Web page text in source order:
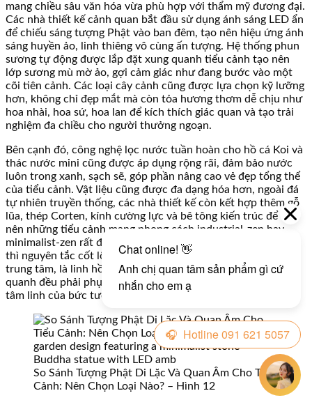
mang chiều sâu văn hóa vừa phù hợp với thẩm mỹ đương đại.
Các nhà thiết kế cảnh quan bắt đầu sử dụng ánh sáng LED ẩn
để chiếu sáng tượng Phật vào ban đêm, tạo nên hiệu ứng ánh
sáng huyền ảo, linh thiêng vô cùng ấn tượng. Hệ thống phun
sương tự động được lắp đặt xung quanh tiểu cảnh tạo nên
lớp sương mù mờ ảo, gợi cảm giác như đang bước vào một
cõi tiên cảnh. Các loại cây cảnh cũng được lựa chọn kỹ lưỡng
hơn, không chỉ đẹp mắt mà còn tỏa hương thơm dễ chịu như
hoa nhài, hoa sứ, hoa lan để kích thích giác quan và tạo trải
nghiệm đa chiều cho người thưởng ngoạn.
Bên cạnh đó, công nghệ lọc nước tuần hoàn cho hồ cá Koi và
thác nước mini cũng được áp dụng rộng rãi, đảm bảo nước
luôn trong xanh, sạch sẽ, góp phần nâng cao vẻ đẹp tổng thể
của tiểu cảnh. Vật liệu cũng được đa dạng hóa hơn, ngoài đá
tự nhiên truyền thống, các nhà thiết kế còn kết hợp thêm gỗ
lũa, thép Corten, kính cường lực và bê tông kiến trúc để tạo
nên những tiểu cảnh mang phong cách industrial-zen hay
minimalist-zen rất độc đáo. Tuy nhiên, dù theo xu hướng nào
thì nguyên tắc cốt lõi vẫn không thay đổi: tượng Phật luôn là
trung tâm, là linh hồn của tiểu cảnh, và mọi yếu tố xung
quanh đều phải phục vụ cho việc tôn vinh vẻ đẹp và ý nghĩa
tâm linh của bức tượng.
So Sánh Tượng Phật Di Lặc Và Quan Âm Cho Tiểu
Cảnh: Nên Chọn Loại Nào? – Hình 12